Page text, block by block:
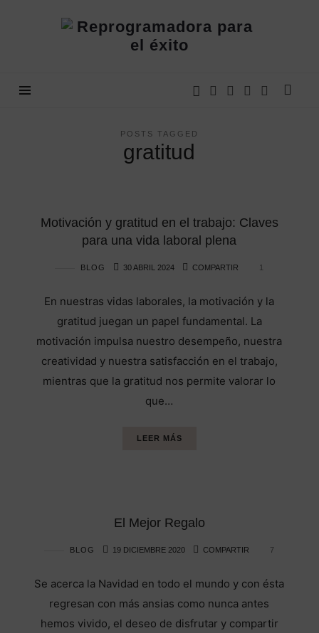
Reprogramadora
POSTS TAGGED
gratitud
Motivación y gratitud en el trabajo: Claves
para una vida laboral plena
BLOG 30 ABRIL 2024 COMPARTIR 1
En nuestras vidas laborales, la motivación y la
gratitud juegan un papel fundamental. La
motivación impulsa nuestro desempeño, nuestra
creatividad y nuestra satisfacción en el trabajo,
mientras que la gratitud nos permite valorar lo
que…
LEER MÁS
El Mejor Regalo
BLOG 19 DICIEMBRE 2020 COMPARTIR 7
Se acerca la Navidad en todo el mundo y con ésta
regresan con más ansias como nunca antes
hemos vivido, el deseo de disfrutar y compartir